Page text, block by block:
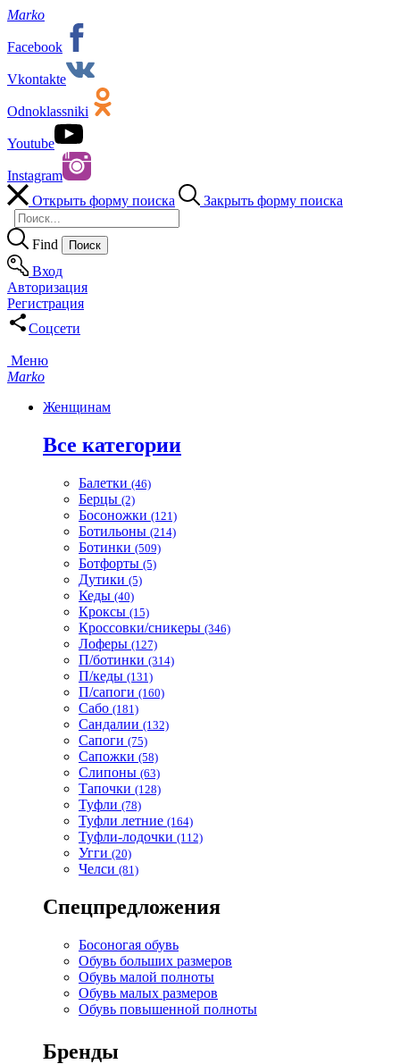
Marko
Facebook
Vkontakte
Odnoklassniki
Youtube
Instagram
Открыть форму поиска
Закрыть форму поиска
Find
Вход
Авторизация
Регистрация
Соцсети
Меню
Marko
Женщинам
Все категории
Балетки (46)
Берцы (2)
Босоножки (121)
Ботильоны (214)
Ботинки (509)
Ботфорты (5)
Дутики (5)
Кеды (40)
Кроксы (15)
Кроссовки/сникеры (346)
Лоферы (127)
П/ботинки (314)
П/кеды (131)
П/сапоги (160)
Сабо (181)
Сандалии (132)
Сапоги (75)
Сапожки (58)
Слипоны (63)
Тапочки (128)
Туфли (78)
Туфли летние (164)
Туфли-лодочки (112)
Угги (20)
Челси (81)
Спецпредложения
Босоногая обувь
Обувь больших размеров
Обувь малой полноты
Обувь малых размеров
Обувь повышенной полноты
Бренды